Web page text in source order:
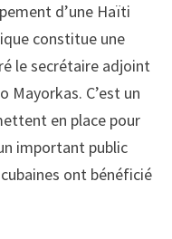
d’une Haïti
constitue une
le secrétaire adjoint
Mayorkas. C’est un
en place pour
important public
ont bénéficié